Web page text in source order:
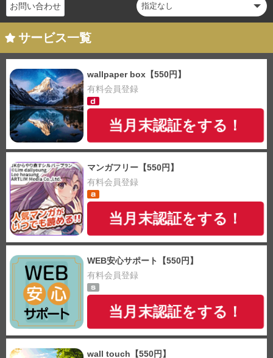
お問い合わせ
サービス一覧
wallpaper box【550円】
有料会員登録
当月末認証をする！
マンガフリー【550円】
有料会員登録
当月末認証をする！
WEB安心サポート【550円】
有料会員登録
当月末認証をする！
wall touch【550円】